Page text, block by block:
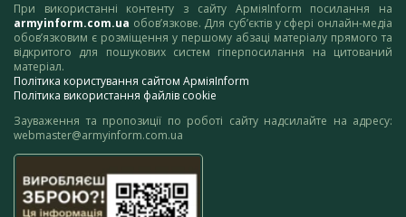
При використанні контенту з сайту АрміяInform посилання на
armyinform.com.ua обов’язкове. Для суб’єктів у сфері онлайн-медіа
обов’язковим є розміщення у першому абзаці матеріалу прямого та
відкритого для пошукових систем гіперпосилання на цитований
матеріал.
Політика користування сайтом АрміяInform
Політика використання файлів cookie
Зауваження та пропозиції по роботі сайту надсилайте на адресу:
webmaster@armyinform.com.ua